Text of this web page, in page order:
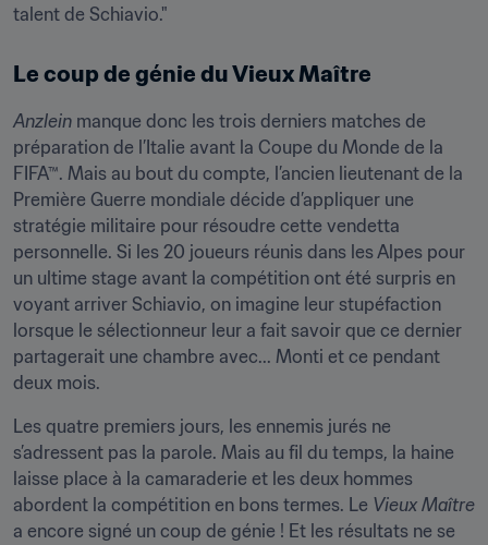
talent de Schiavio."
Le coup de génie du Vieux Maître
Anzlein manque donc les trois derniers matches de
préparation de l’Italie avant la Coupe du Monde de la
FIFA™. Mais au bout du compte, l’ancien lieutenant de la
Première Guerre mondiale décide d’appliquer une
stratégie militaire pour résoudre cette vendetta
personnelle. Si les 20 joueurs réunis dans les Alpes pour
un ultime stage avant la compétition ont été surpris en
voyant arriver Schiavio, on imagine leur stupéfaction
lorsque le sélectionneur leur a fait savoir que ce dernier
partagerait une chambre avec... Monti et ce pendant
deux mois.
Les quatre premiers jours, les ennemis jurés ne
s’adressent pas la parole. Mais au fil du temps, la haine
laisse place à la camaraderie et les deux hommes
abordent la compétition en bons termes. Le Vieux Maître
a encore signé un coup de génie ! Et les résultats ne se